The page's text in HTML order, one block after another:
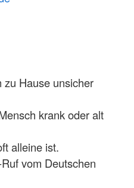
zu Hause unsicher
krank oder alt
alleine ist.
vom Deutschen